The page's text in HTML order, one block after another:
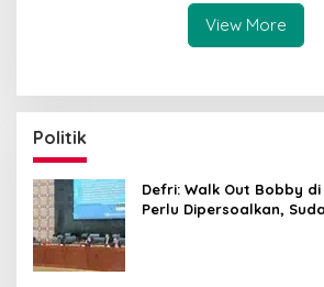
View More
Politik
Defri: Walk Out Bobby
Perlu Dipersoalkan,